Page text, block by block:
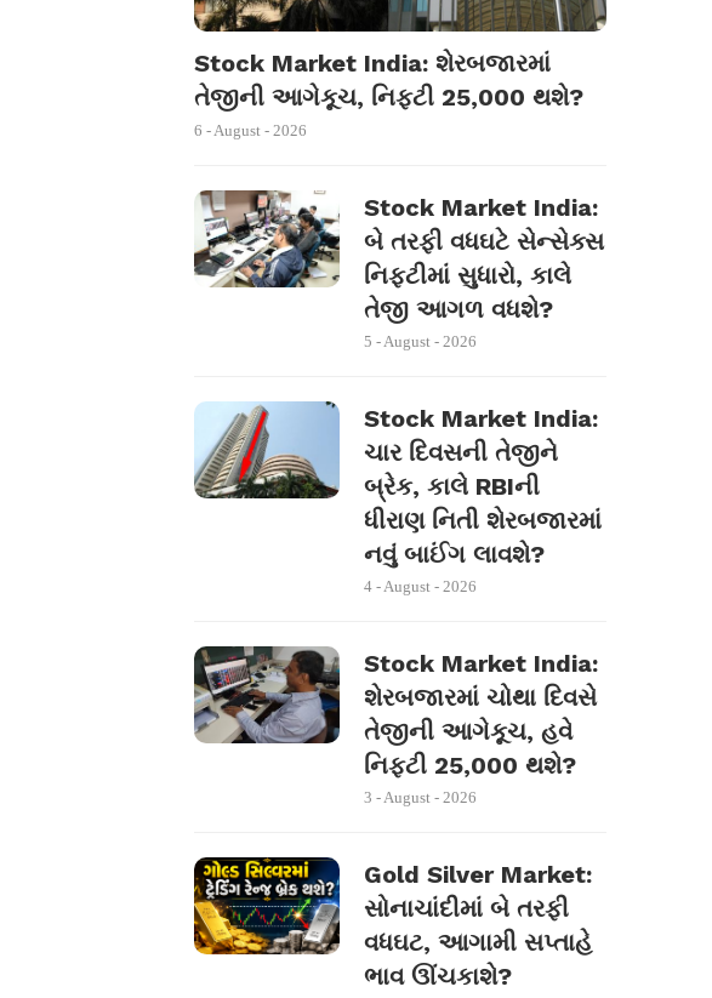
Stock Market India: શેરબજારમાં
તેજીની આગેકૂચ, નિફ્ટી 25,000 થશે?
6 - August - 2026
Stock Market India:
બે તરફી વધઘટે સેન્સેક્સ
નિફ્ટીમાં સુધારો, કાલે
તેજી આગળ વધશે?
5 - August - 2026
Stock Market India:
ચાર દિવસની તેજીને
બ્રેક, કાલે RBIની
ધીરાણ નિતી શેરબજારમાં
નવું બાઈંગ લાવશે?
4 - August - 2026
Stock Market India:
શેરબજારમાં ચોથા દિવસે
તેજીની આગેકૂચ, હવે
નિફ્ટી 25,000 થશે?
3 - August - 2026
Gold Silver Market:
સોનાચાંદીમાં બે તરફી
વધઘટ, આગામી સપ્તાહે
ભાવ ઊંચકાશે?